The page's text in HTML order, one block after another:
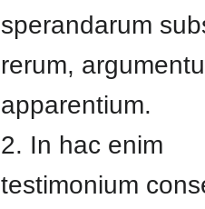
sperandarum
rerum,
apparentium.
2. In hac enim
testimonium